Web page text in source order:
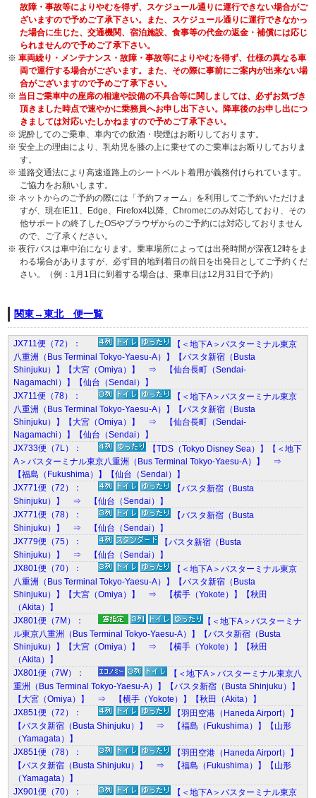
故障・事故等によりやむを得ず、スケジュール通りに運行できない場合がご
ざいますので予めご了承下さい。また、スケジュール通りに運行できなかっ
た場合に生じた、交通機関、宿泊施設、食事等の代金の返金・補償には応じ
られませんので予めご了承下さい。
※ 車両繰り・メンテナンス・故障・事故等によりやむを得ず、仕様の異なる車
両で運行する場合がございます。また、その際に事前にご案内が出来ない場
合がございますので予めご了承下さい。
※ 当日ご乗車中の座席の相違や設備の不具合等に関しましては、必ずお気づき
頂きました時点で速やかに乗務員へお申し出下さい。降車後のお申し出につ
きましては対応いたしかねますので予めご了承下さい。
※ 泥酔してのご乗車、車内での飲酒・喫煙はお断りしております。
※ 安全上の理由により、乳幼児を膝の上に乗せてのご乗車はお断りしておりま
す。
※ 道路交通法により高速道路上のシートベルト着用が義務付けられています。
ご協力をお願いします。
※ ネットからのご予約の際には「予約フォーム」を利用してご予約いただけま
すが、現在IE11、Edge、Firefox4以降、Chromeにのみ対応しており、その
他サポートの終了したOSやブラウザからのご予約には対応しておりません
ので、ご了承ください。
※ 夜行バスは車中泊になります。乗車場所によっては出発時間が深夜12時をま
わる場合がありますが、必ず目的地到着日の前日を出発日としてご予約くだ
さい。（例：1月1日に到着する場合は、乗車日は12月31日で予約）
関東→東北 便一覧
JX711便（72）：
【＜地下A＞バスターミナル東京
八重洲（Bus Terminal Tokyo-Yaesu-A）】【バスタ新宿（Busta
Shinjuku）】【大宮（Omiya）】 ⇒ 【仙台長町（Sendai-
Nagamachi）】【仙台（Sendai）】
JX711便（78）：
【＜地下A＞バスターミナル東京
八重洲（Bus Terminal Tokyo-Yaesu-A）】【バスタ新宿（Busta
Shinjuku）】【大宮（Omiya）】 ⇒ 【仙台長町（Sendai-
Nagamachi）】【仙台（Sendai）】
JX733便（7L）：
【TDS（Tokyo Disney Sea）】【＜地下
A＞バスターミナル東京八重洲（Bus Terminal Tokyo-Yaesu-A）】 ⇒
【福島（Fukushima）】【仙台（Sendai）】
JX771便（72）：
【バスタ新宿（Busta
Shinjuku）】 ⇒ 【仙台（Sendai）】
JX771便（78）：
【バスタ新宿（Busta
Shinjuku）】 ⇒ 【仙台（Sendai）】
JX779便（75）：
【バスタ新宿（Busta
Shinjuku）】 ⇒ 【仙台（Sendai）】
JX801便（70）：
【＜地下A＞バスターミナル東京
八重洲（Bus Terminal Tokyo-Yaesu-A）】【バスタ新宿（Busta
Shinjuku）】【大宮（Omiya）】 ⇒ 【横手（Yokote）】【秋田
（Akita）】
JX801便（7M）：
【＜地下A＞バスターミナ
ル東京八重洲（Bus Terminal Tokyo-Yaesu-A）】【バスタ新宿（Busta
Shinjuku）】【大宮（Omiya）】 ⇒ 【横手（Yokote）】【秋田
（Akita）】
JX801便（7W）：
【＜地下A＞バスターミナル東京八
重洲（Bus Terminal Tokyo-Yaesu-A）】【バスタ新宿（Busta Shinjuku）】
【大宮（Omiya）】 ⇒ 【横手（Yokote）】【秋田（Akita）】
JX851便（72）：
【羽田空港（Haneda Airport）】
【バスタ新宿（Busta Shinjuku）】 ⇒ 【福島（Fukushima）】【山形
（Yamagata）】
JX851便（78）：
【羽田空港（Haneda Airport）】
【バスタ新宿（Busta Shinjuku）】 ⇒ 【福島（Fukushima）】【山形
（Yamagata）】
JX901便（70）：
【＜地下A＞バスターミナル東京